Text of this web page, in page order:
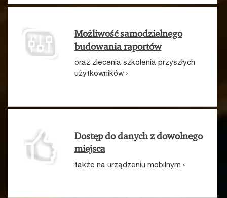
Możliwość samodzielnego
budowania raportów
oraz zlecenia szkolenia przyszłych
użytkowników ›
Dostęp do danych z dowolnego
miejsca
także na urządzeniu mobilnym ›